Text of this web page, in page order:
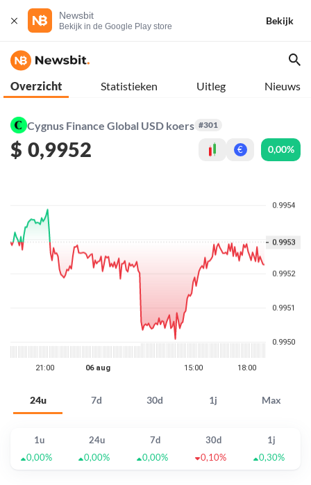
Newsbit
Bekijk in de Google Play store
Bekijk
Overzicht Statistieken Uitleg Nieuws
Cygnus Finance Global USD koers #301
$ 0,9952 € 0,00%
24u 7d 30d 1j Max
1u 24u 7d 30d
1j
0,00%
0,00% 0,00% 0,10% 0,30%